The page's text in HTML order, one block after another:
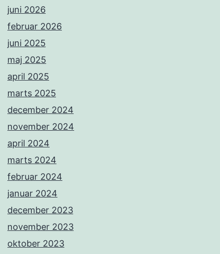
juni 2026
februar 2026
juni 2025
maj 2025
april 2025
marts 2025
december 2024
november 2024
april 2024
marts 2024
februar 2024
januar 2024
december 2023
november 2023
oktober 2023